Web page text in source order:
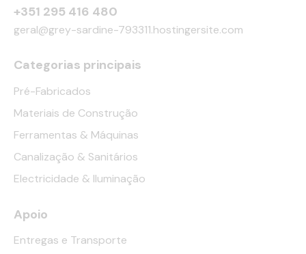
+351 295 416 480
geral@grey-sardine-793311.hostingersite.com
Categorias principais
Pré-Fabricados
Materiais de Construção
Ferramentas & Máquinas
Canalização & Sanitários
Electricidade & Iluminação
Apoio
Entregas e Transporte